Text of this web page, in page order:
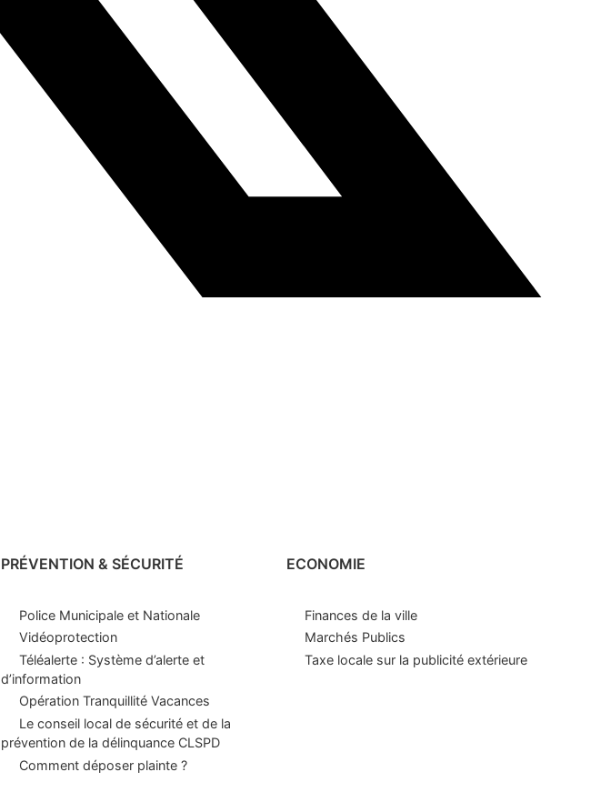
PRÉVENTION & SÉCURITÉ
Police Municipale et Nationale
Vidéoprotection
Téléalerte : Système d’alerte et
d’information
Opération Tranquillité Vacances
Le conseil local de sécurité et de la
prévention de la délinquance CLSPD
Comment déposer plainte ?
ECONOMIE
Finances de la ville
Marchés Publics
Taxe locale sur la publicité extérieure